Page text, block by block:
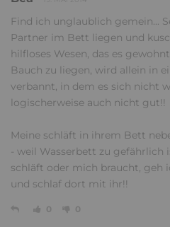
Find ich unglaublich gemein...
Partner im Bett liegen und
hilfloses Wesen, das es
Bauch zu liegen, wird allein in
verbannt, in dem es sich nicht
logischerweise auch nicht gut!!
Meine schläft in ihrem Bett
- weil Wasserbett zu gefährlich
schläft oder mich braucht, geh
und schlaf dort mit ihr!!
0 0